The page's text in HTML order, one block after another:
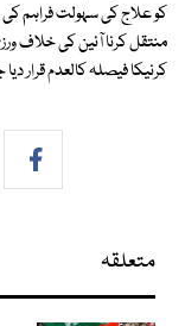
کو علاج کی سہولت فراہم کی
منتقل کرنا آئین کی خلاف
کرنیکا فیصلہ کالعدم قرار
متعلقہ